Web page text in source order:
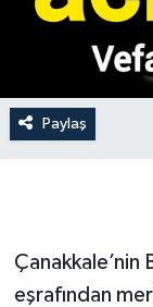
Paylaş
Çanakkale’nin
eşrafından
İlan
Kültür
Magazin
Resmî